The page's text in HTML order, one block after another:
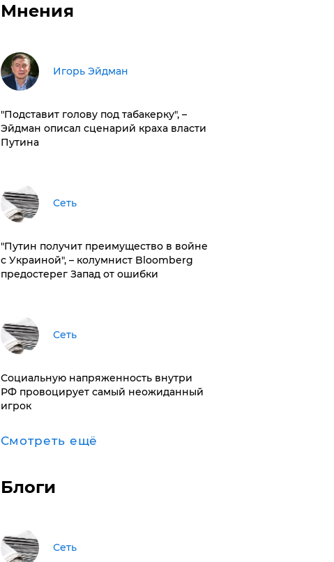
Мнения
Игорь Эйдман
​"Подставит голову под табакерку", –
Эйдман описал сценарий краха власти
Путина
Сеть
"Путин получит преимущество в войне
с Украиной", – колумнист Bloomberg
предостерег Запад от ошибки
Сеть
Социальную напряженность внутри
РФ провоцирует самый неожиданный
игрок
Смотреть ещё
Блоги
Сеть